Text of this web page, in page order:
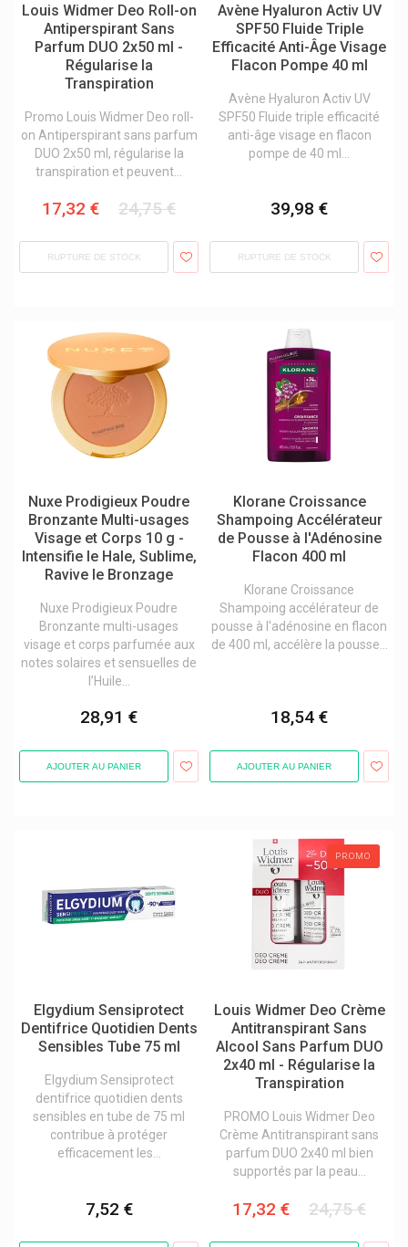
Biodance
Bioderma Produits
Biolissime Cosmetique
Biosana
Biosolis Produits Solaires Biologiques
Bioxtra Sécheresse Buccale
Blend-A-Dent
Blücher-Schering
Boiron Produits Homéopathiques
Bonyplus
Cantabria Labs Heliocare
Care Plus Produits
Carmex
Cerave Produits Cosmétiques
Certmedica International
Cetaphil
Château Rouge Cosmétiques
Chobix
Christophe Robin Soins Cheveux
Cicamanuka Cosmetics Au Miel De Manuka
Compeed
Corega
Crescina
Curaprox Soins Dentaires Suisse Premium
Dentaid Perio Aid / Vitis / Interprox / Halita
Dental Care Paw Patrol
Dentinox
Dépile Argile
Depot The Male Tools
Dermagiq
Dermeal
Diet World
Dr. Bronner's Produits
Ducray - Pierre Fabre
Dulcis Health Science
Durex
Eau Precieuse
Ecrinal Ongles Asepta
Elgydium Soins Bucco-Dentaires
Elimax Contre Les Poux
Elmex
Erborian Korean Skin Therapy
Esthederm / Institut Esthederm
Etiaxil Déodorants Et Anti-Transpirants Contre Transpiration
Louis Widmer Deo Roll-on
Antiperspirant Sans
Parfum DUO 2x50 ml -
Régularise la
Transpiration
Promo Louis Widmer Deo roll-
on Antiperspirant sans parfum
DUO 2x50 ml, régularise la
transpiration et peuvent...
17,32 € 24,75 €
RUPTURE DE STOCK
Avène Hyaluron Activ UV
SPF50 Fluide Triple
Efficacité Anti-Âge Visage
Flacon Pompe 40 ml
Avène Hyaluron Activ UV
SPF50 Fluide triple efficacité
anti-âge visage en flacon
pompe de 40 ml...
39,98 €
RUPTURE DE STOCK
Nuxe Prodigieux Poudre
Bronzante Multi-usages
Visage et Corps 10 g -
Intensifie le Hale, Sublime,
Ravive le Bronzage
Nuxe Prodigieux Poudre
Bronzante multi-usages
visage et corps parfumée aux
notes solaires et sensuelles de
l’Huile...
28,91 €
AJOUTER AU PANIER
Klorane Croissance
Shampoing Accélérateur
de Pousse à l'Adénosine
Flacon 400 ml
Klorane Croissance
Shampoing accélérateur de
pousse à l'adénosine en flacon
de 400 ml, accélère la pousse...
18,54 €
AJOUTER AU PANIER
Elgydium Sensiprotect
Dentifrice Quotidien Dents
Sensibles Tube 75 ml
Elgydium Sensiprotect
dentifrice quotidien dents
sensibles en tube de 75 ml
contribue à protéger
efficacement les...
7,52 €
PROMO
Louis Widmer Deo Crème
Antitranspirant Sans
Alcool Sans Parfum DUO
2x40 ml - Régularise la
Transpiration
PROMO Louis Widmer Deo
Crème Antitranspirant sans
parfum DUO 2x40 ml bien
supportés par la peau...
17,32 € 24,75 €